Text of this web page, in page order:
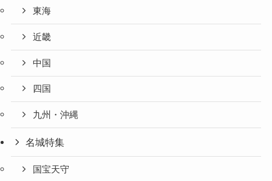
東海
近畿
中国
四国
九州・沖縄
名城特集
国宝天守